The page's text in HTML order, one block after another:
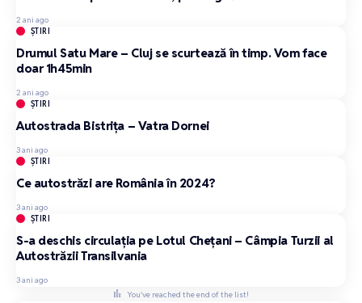
2 ani ago
ȘTIRI
Drumul Satu Mare – Cluj se scurtează în timp. Vom face
doar 1h45min
2 ani ago
ȘTIRI
Autostrada Bistrița – Vatra Dornei
3 ani ago
ȘTIRI
Ce autostrăzi are România în 2024?
3 ani ago
ȘTIRI
S-a deschis circulaţia pe Lotul Cheţani – Câmpia Turzii al
Autostrăzii Transilvania
3 ani ago
You've reached the end of the list!